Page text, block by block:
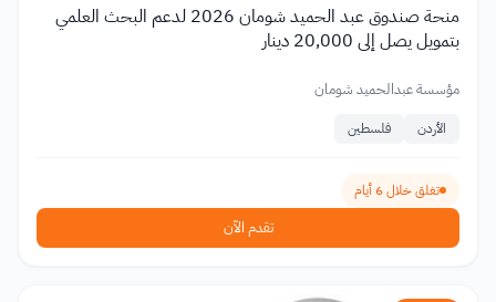
منحة صندوق عبد الحميد شومان 2026 لدعم البحث العلمي
بتمويل يصل إلى 20,000 دينار
مؤسسة عبدالحميد شومان
الأردن فلسطين
تغلق خلال 6 أيام
تقدم الآن